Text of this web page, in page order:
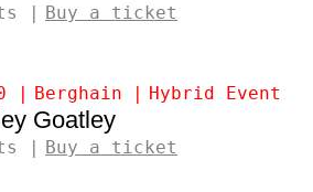
Buy a ticket
Berghain Hybrid Event
Goatley
Buy a ticket